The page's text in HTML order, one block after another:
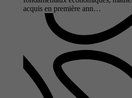
acquis en première ann…